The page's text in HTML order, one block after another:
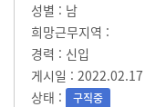
남
신입
2022.02.17
구직중